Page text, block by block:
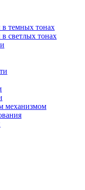
темных тонах
светлых тонах
механизмом